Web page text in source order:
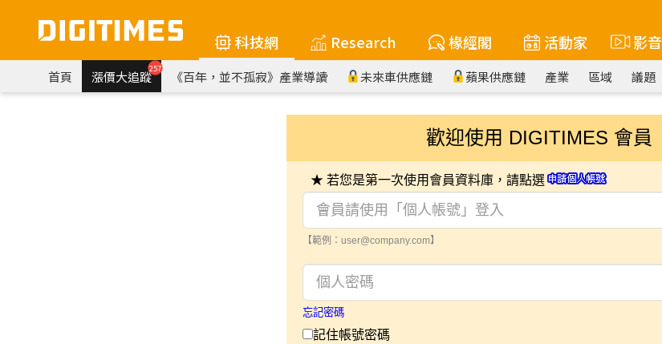
科技網 Research 椽經閣 活動家 影音
首頁 漲價大追蹤257 《百年，並不孤寂》產業導讀 未來車供應鏈 蘋果供應鏈 產業 區域 議題
歡迎使用 DIGITIMES 會員
★ 若您是第一次使用會員資料庫，請點選
【範例：user@company.com】
忘記密碼
記住帳號密碼